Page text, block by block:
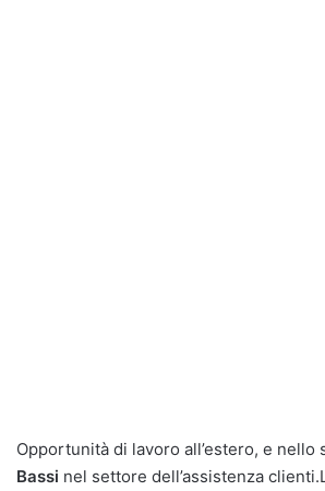
Opportunità di lavoro all’estero, e nello
Bassi nel settore dell’assistenza